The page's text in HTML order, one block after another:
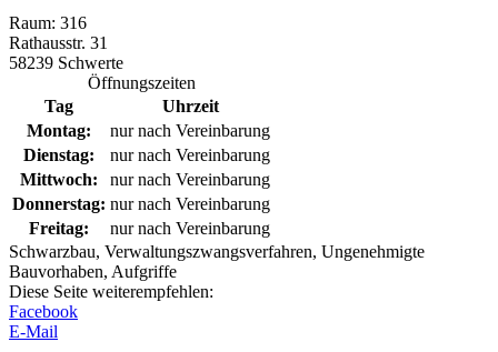
Raum: 316
Rathausstr. 31
58239 Schwerte
Öffnungszeiten
Tag
Uhrzeit
Montag:
nur nach Vereinbarung
Dienstag:
nur nach Vereinbarung
Mittwoch:
nur nach Vereinbarung
Donnerstag: nur nach Vereinbarung
Freitag:
nur nach Vereinbarung
Schwarzbau, Verwaltungszwangsverfahren, Ungenehmigte
Bauvorhaben, Aufgriffe
Diese Seite weiterempfehlen:
Facebook
E-Mail